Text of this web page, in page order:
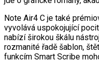
Note Air4 C je také
vyvolává uspokojující
nabízí širokou škálu
rozmanité řadě šablon,
funkcím Smart Scribe